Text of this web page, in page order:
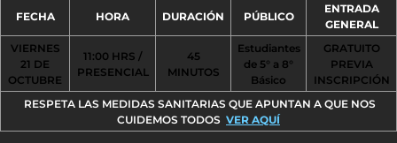
FECHA HORA DURACIÓN PÚBLICO
ENTRADA
GENERAL
VIERNES
21 DE
OCTUBRE
11:00 HRS /
PRESENCIAL
45
MINUTOS
Estudiantes
de 5° a 8°
Básico
GRATUITO
PREVIA
INSCRIPCIÓN
RESPETA LAS MEDIDAS SANITARIAS QUE APUNTAN A QUE NOS
CUIDEMOS TODOS VER AQUÍ